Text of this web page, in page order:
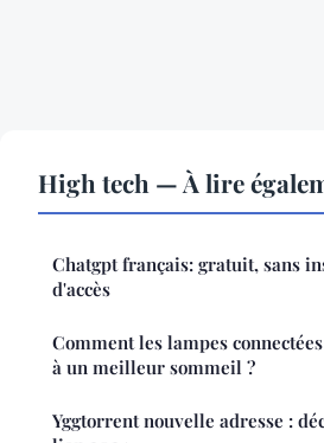
High tech — À lire
Chatgpt français: gratuit, sans
d'accès
Comment les lampes
à un meilleur sommeil ?
Yggtorrent nouvelle adresse :